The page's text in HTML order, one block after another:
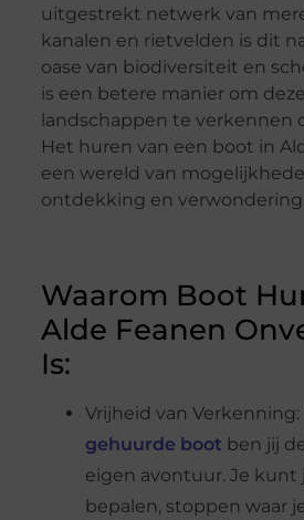
uitgestrekt netwerk van
kanalen en rietvelden is dit
oase van biodiversiteit en
is een betere manier om
landschappen te verkennen
Het huren van een boot in
een wereld van
ontdekking en verwondering.
Waarom Boot
Alde Feanen
Is:
Vrijheid van
gehuurde boot ben jij
eigen avontuur. Je kunt
bepalen, stoppen waar